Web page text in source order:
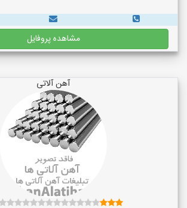
مشاهده پروفایل
آهن آلاتی